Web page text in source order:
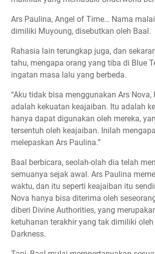
Ars Paulina, Angel of Time… Nama
dimiliki Muyoung, disebutkan oleh Baal.
Rahasia lain terungkap juga, dan
tahu, mengapa orang yang tiba di Blue
ingatan masa lalu yang berbeda.
“Aku tidak bisa menggunakan Ars Nova,
adalah kekuatan keajaiban. Itu adalah
hanya dapat digunakan oleh mereka,
tersentuh oleh keajaiban. Inilah
melepaskan Ars Paulina.”
Baal berbicara, seolah-olah dia telah
semuanya sejak awal. Ars Paulina
waktu, dan itu seperti keajaiban itu
Nova hanya bisa diterima oleh
diberi Divine Authorities, yang
ketuhanan terakhir yang tak dimiliki
Darkness.